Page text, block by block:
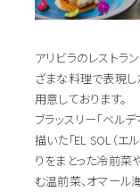
アリビラのレストラ
ざまな料理で表現
用意しております。
ブラッスリー「ベル
描いた「EL SOL（エ
りをまとった冷前菜
む温前菜、オマール